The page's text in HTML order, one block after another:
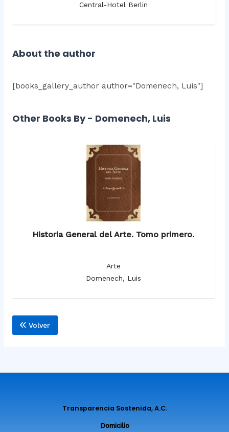
Central-Hotel Berlin
About the author
[books_gallery_author author="Domenech, Luis"]
Other Books By - Domenech, Luis
Historia General del Arte. Tomo primero.
Arte
Domenech, Luis
Volver
Transparencia Sostenida, A.C.
Domicilio